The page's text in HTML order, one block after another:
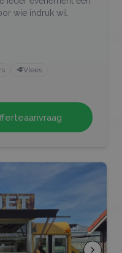
wie indruk wil
🥩Vlees